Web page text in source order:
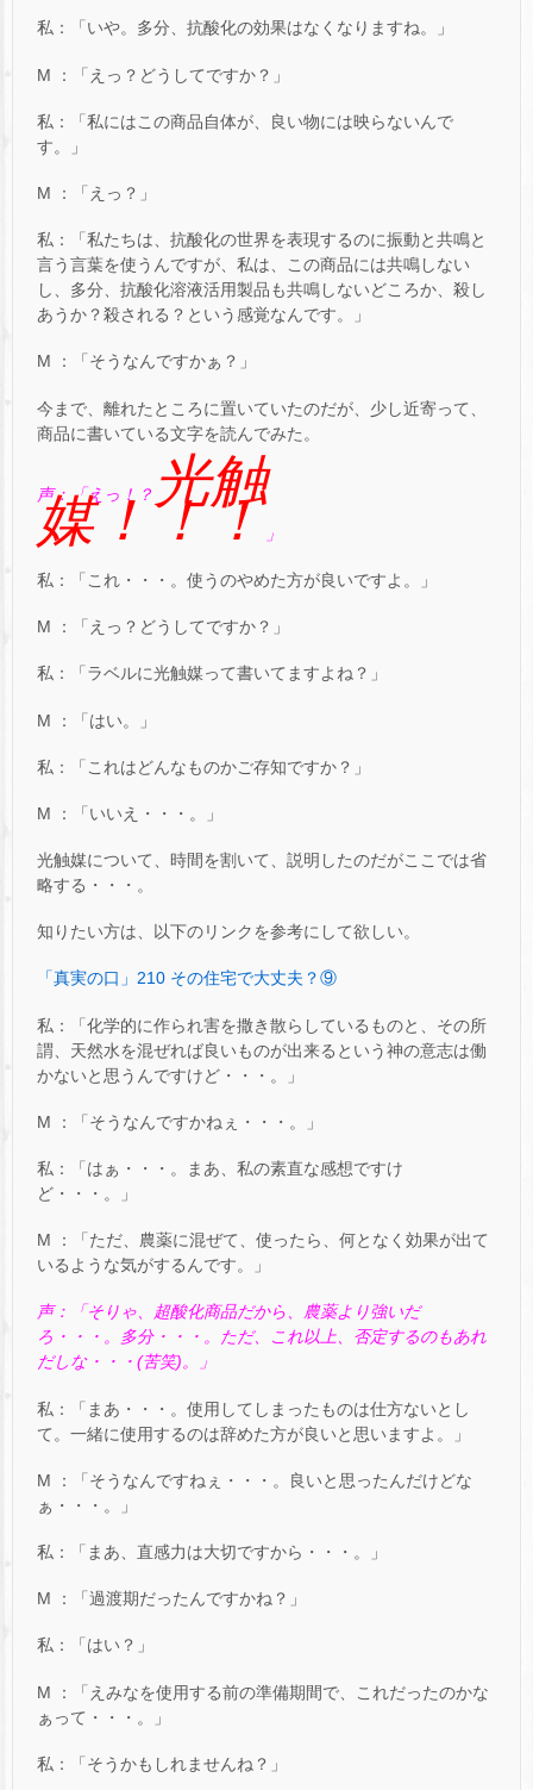
私：「いや。多分、抗酸化の効果はなくなりますね。」
M ：「えっ？どうしてですか？」
私：「私にはこの商品自体が、良い物には映らないんで
す。」
M ：「えっ？」
私：「私たちは、抗酸化の世界を表現するのに振動と共鳴と
言う言葉を使うんですが、私は、この商品には共鳴しない
し、多分、抗酸化溶液活用製品も共鳴しないどころか、殺し
あうか？殺される？という感覚なんです。」
M ：「そうなんですかぁ？」
今まで、離れたところに置いていたのだが、少し近寄って、
商品に書いている文字を読んでみた。
声：「えっ！？ 光触
媒！！！ 」
私：「これ・・・。使うのやめた方が良いですよ。」
M ：「えっ？どうしてですか？」
私：「ラベルに光触媒って書いてますよね？」
M ：「はい。」
私：「これはどんなものかご存知ですか？」
M ：「いいえ・・・。」
光触媒について、時間を割いて、説明したのだがここでは省
略する・・・。
知りたい方は、以下のリンクを参考にして欲しい。
「真実の口」210 その住宅で大丈夫？⑨
私：「化学的に作られ害を撒き散らしているものと、その所
謂、天然水を混ぜれば良いものが出来るという神の意志は働
かないと思うんですけど・・・。」
M ：「そうなんですかねぇ・・・。」
私：「はぁ・・・。まあ、私の素直な感想ですけ
ど・・・。」
M ：「ただ、農薬に混ぜて、使ったら、何となく効果が出て
いるような気がするんです。」
声：「そりゃ、超酸化商品だから、農薬より強いだ
ろ・・・。多分・・・。ただ、
これ以上、否定するのもあれ
だしな・・・(苦笑)。」
私：「まあ・・・。使用してしまったものは仕方ないとし
て。一緒に使用するのは辞めた方が良いと思いますよ。」
M ：「そうなんですねぇ・・・。良いと思ったんだけどな
ぁ・・・。」
私：「まあ、直感力は大切ですから・・・。」
M ：「過渡期だったんですかね？」
私：「はい？」
M ：「えみなを使用する前の準備期間で、これだったのかな
ぁって・・・。」
私：「そうかもしれませんね？」